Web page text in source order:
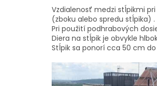
Vzdialenosť medzi stĺpikmi
(zboku alebo spredu stĺpika) .
Pri použití podhrabových
Diera na stĺpik je obvykle
Stĺpik sa ponorí cca 50 cm